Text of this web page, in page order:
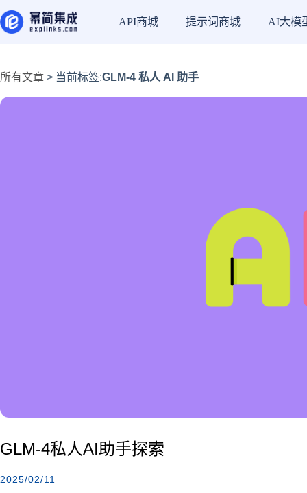
API商城 提示词商城 AI大模
所有文章 > 当前标签:GLM-4 私人 AI 助手
GLM-4私人AI助手探索
2025/02/11